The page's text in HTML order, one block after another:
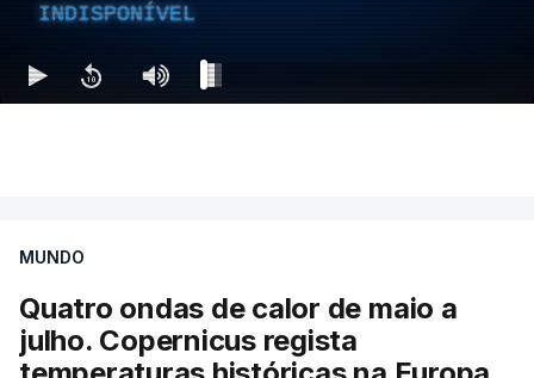
INDISPONÍVEL
MUNDO
Quatro ondas de calor de maio a
julho. Copernicus regista